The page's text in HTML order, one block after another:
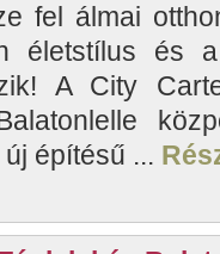
fel álmai
életstílus és
A City
építésű ...